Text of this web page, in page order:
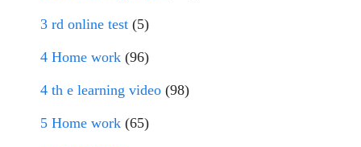
3 rd online test (5)
4 Home work (96)
4 th e learning video (98)
5 Home work (65)